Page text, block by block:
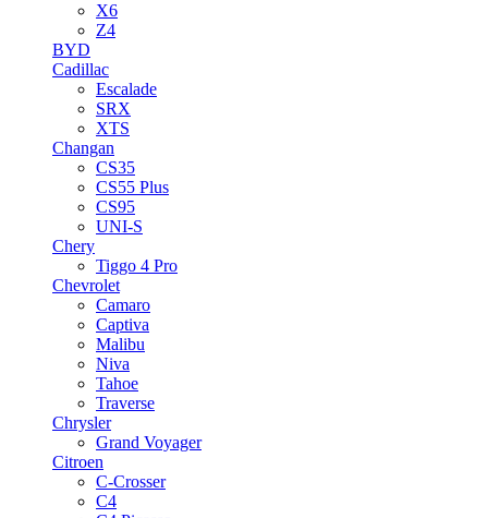
X6
Z4
BYD
Cadillac
Escalade
SRX
XTS
Changan
CS35
CS55 Plus
CS95
UNI-S
Chery
Tiggo 4 Pro
Chevrolet
Camaro
Captiva
Malibu
Niva
Tahoe
Traverse
Chrysler
Grand Voyager
Citroen
C-Crosser
C4